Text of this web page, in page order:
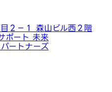
２−１ 森山ビル西２階
ポート 未来
ートナーズ